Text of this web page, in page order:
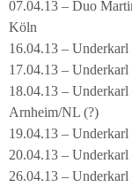
07.04.13 – Duo
Köln
16.04.13 –
17.04.13 –
18.04.13 –
Arnheim/NL (?)
19.04.13 – Underkarl
20.04.13 – Underkarl
26.04.13 – Underkarl